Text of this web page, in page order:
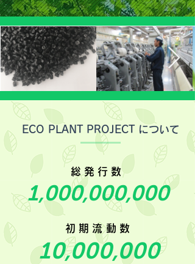
​ECO PLANT PROJECT について
総発行数
1,000,000,000
初期流動数
10,000,000